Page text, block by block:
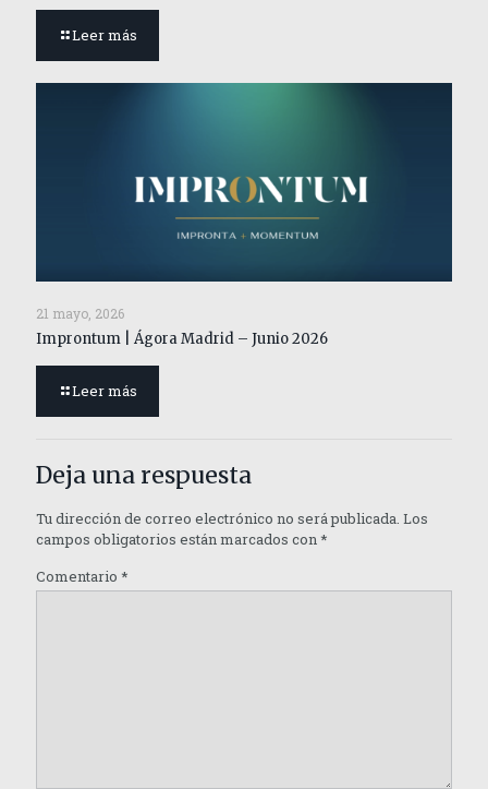
Leer más
21 mayo, 2026
Improntum | Ágora Madrid – Junio 2026
Leer más
Deja una respuesta
Tu dirección de correo electrónico no será publicada. Los
campos obligatorios están marcados con*
Comentario *